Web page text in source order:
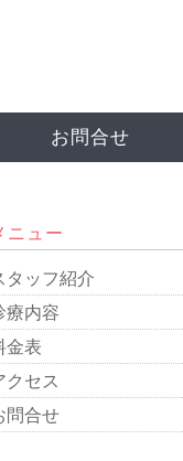
お問合せ
ニュー
タッフ紹介
療内容
金表
クセス
問合せ